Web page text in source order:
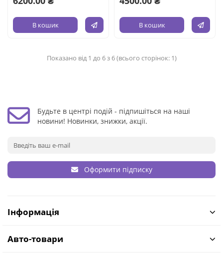
В кошик В кошик
Показано від 1 до 6 з 6 (всього сторінок: 1)
Будьте в центрі подій - підпишіться на наші
новини! Новинки, знижки, акції.
Оформити підписку
Інформація
Авто-товари